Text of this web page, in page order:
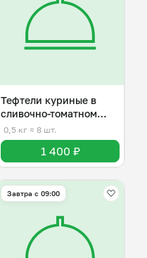
Тефтели куриные в
сливочно-томатном
соусе
0,5 кг ≈ 8 шт.
1 400 ₽
Завтра c 09:00